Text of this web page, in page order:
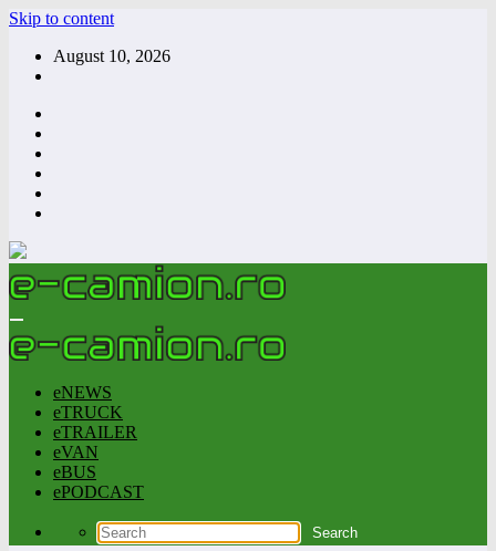
Skip to content
August 10, 2026
eNEWS
eTRUCK
eTRAILER
eVAN
eBUS
ePODCAST